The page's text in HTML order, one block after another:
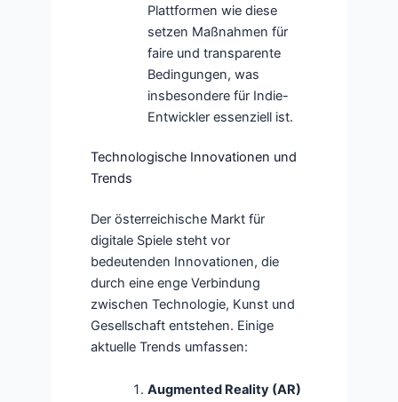
Plattformen wie diese
setzen Maßnahmen für
faire und transparente
Bedingungen, was
insbesondere für Indie-
Entwickler essenziell ist.
Technologische Innovationen und
Trends
Der österreichische Markt für
digitale Spiele steht vor
bedeutenden Innovationen, die
durch eine enge Verbindung
zwischen Technologie, Kunst und
Gesellschaft entstehen. Einige
aktuelle Trends umfassen:
Augmented Reality (AR)